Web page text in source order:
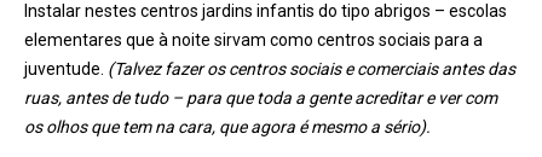
Instalar nestes centros jardins infantis do tipo abrigos – escolas
elementares que à noite sirvam como centros sociais para a
juventude. (Talvez fazer os centros sociais e comerciais antes das
ruas, antes de tudo – para que toda a gente acreditar e ver com
os olhos que tem na cara, que agora é mesmo a sério).